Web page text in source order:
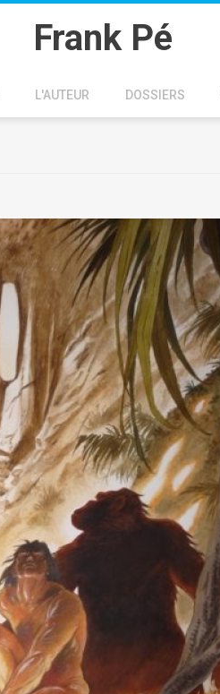
Frank Pé
L'AUTEUR DOSSIERS